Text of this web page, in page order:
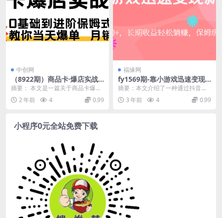
中创网
（8922期）商品卡·爆店实战
教学，0基础到进阶保姆式讲
解，教你当天爆单 月销百万
摘要： 本文是一篇关于商品卡爆店
实战教学的文章，主要针对0基础的
读者进行保姆式讲...
2 年前 4 0.99
福缘网
fy1569期-靠小游戏迅速变现
新玩法，日入500+，长期收益
轻松躺赚，保姆级教学。(保姆
级教学如何利用抖音游戏发行
摘要：本文介绍了一种通过抖音游
戏发行人计划，发布与小游戏相关
的内容来获取收益的新...
3 年前 4 0.99
小程序0元全站免费下载